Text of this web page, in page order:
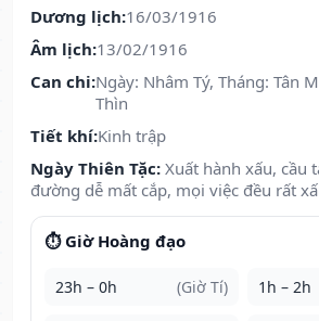
Dương lịch:16/03/1916
Âm lịch:13/02/1916
Can chi:Ngày: Nhâm Tý, Tháng: Tân
Thìn
Tiết khí:Kinh trập
Ngày Thiên Tặc: Xuất hành xấu, cầu
đường dễ mất cắp, mọi việc đều rất
⏱️ Giờ Hoàng đạo
23h – 0h (Giờ Tí) 1h – 2h